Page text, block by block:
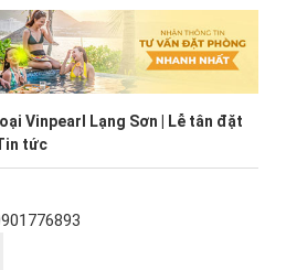
Vinpearl Lạng Sơn | Lễ tân đặt
tức